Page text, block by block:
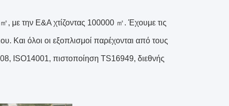
, με την Ε&Α χτίζοντας 100000 ㎡. Έχουμε τις
Και όλοι οι εξοπλισμοί παρέχονται από τους
ISO14001, πιστοποίηση TS16949, διεθνής